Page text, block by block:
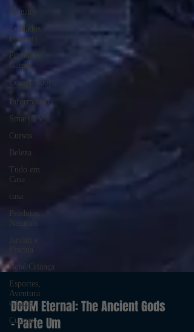
Monitor
Cuidados
Pessoais
Produtos
Gamer
Computador
Informática
Smart TV
Cursos
Beleza
Tudo em
Casa
casa
Produtos
Naturais
Jardim e
Bebê/Criança
Esportes,
Aventura
e Lazer
Cupom